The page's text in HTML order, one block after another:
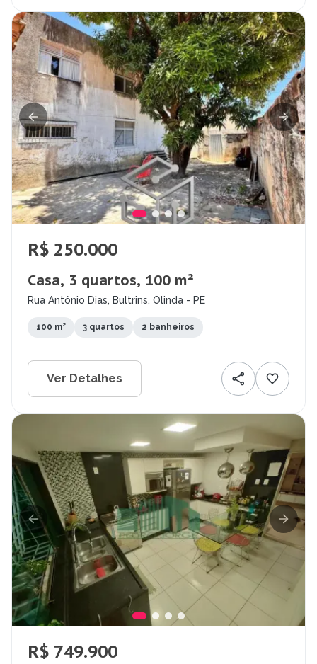
R$ 250.000
Casa, 3 quartos, 100 m²
Rua Antônio Dias, Bultrins, Olinda - PE
100 m² 3 quartos 2 banheiros
Ver Detalhes
R$ 749.900